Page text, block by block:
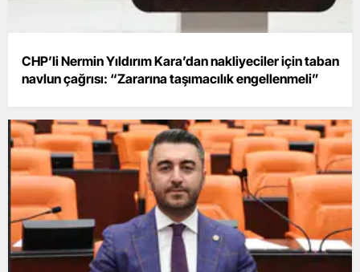
CHP’li Nermin Yıldırım Kara’dan nakliyeciler için taban
navlun çağrısı: “Zararına taşımacılık engellenmeli”